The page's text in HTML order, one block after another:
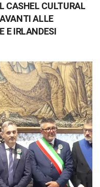
CASHEL CULTURAL
ALLE
E IRLANDESI